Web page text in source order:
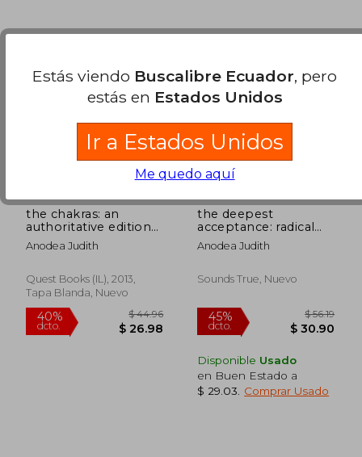
40%
dcto. $ 27.82
45%
dcto. $
the chakras: an
authoritative edition
of a groundbreaking
classic (en Inglés)
Anodea Judith
Quest Books (IL), 2013,
Tapa Blanda, Nuevo
the deepest
acceptance: radical
awakening in
ordinary life (en
Anodea Judith
Sounds True, Nuevo
Disponible Usado
en Buen Estado a
$ 29.03
Comprar Usado
Estás viendo Buscalibre Ecuador, pero
estás en Estados Unidos
Ir a Estados Unidos
Me quedo aquí